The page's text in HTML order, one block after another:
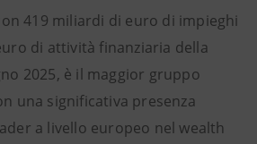
419 miliardi di euro di impieghi
di attività finanziaria della
2025, è il maggior gruppo
una significativa presenza
a livello europeo nel wealth